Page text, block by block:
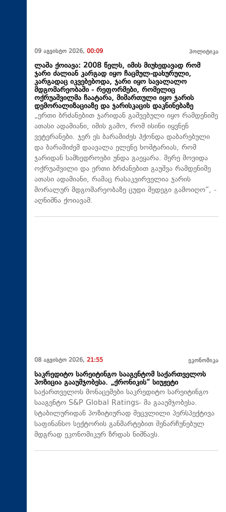
09 აგვისტო 2026, 00:09 პოლიტიკა
ლაშა ქოიავა: 2008 წელს, იმის მიუხედავად რომ
ჯარი ძალიან კარგად იყო ჩაცმულ-დახურული,
კარგადაც იკვებებოდა, ჯარი იყო სავალალო
მდგომარეობაში - რეფორმები, რომელიც
ოქრუაშვილმა ჩაატარა, მიმართული იყო ჯარის
დემორალიზაციაზე და ჯარისკაცის დაკნინებაზე
„ერთი ბრძანებით ჯარიდან გაშვებული იყო რამდენიმე
ათასი ადამიანი, იმის გამო, რომ ისინი იყვნენ
ვეტერანები. ჯერ ეს ბარამიძეს ჰქონდა დაბარებული
და ბარამიძემ დაავალა ელენე ხოშტარიას, რომ
ჯარიდან სამხედროები უნდა გაეყარა. მერე მოვიდა
ოქრუაშვილი და ერთი ბრძანებით გაუშვა რამდენიმე
ათასი ადამიანი, რამაც რასაკვირველია ჯარის
მორალურ მდგომარეობაზე ცუდი შედეგი გამოიღო“, -
აღნიშნა ქოიავამ.
08 აგვისტო 2026, 21:55 ეკონომიკა
საკრედიტო სარეიტინგო სააგენტომ საქართველოს
პოზიცია გააუმჯობესა. „ქრონიკის“ სიუჟეტი
საქართველოს მონაცემები საკრედიტო სარეიტინგო
სააგენტო S&P Global Ratings- მა გააუმჯობესა.
სტაბილურიდან პოზიტიურად შეცვლილი პერსპექტივა
საფინანსო სექტორის განმარტებით შენარჩუნებულ
მდგრად ეკონომიკურ ზრდას ნიშნავს.